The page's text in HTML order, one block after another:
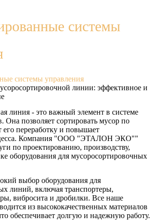
системы
линии: эффективное и
линия - это важный элемент в системе
Она позволяет сортировать мусор по
переработку и повышает
Компания "ООО "ЭТАЛОН ЭКО""
по проектированию, производству,
оборудования для мусоросортировочных
выбор оборудования для
линий, включая транспортеры,
вибросита и дробилки. Все наше
из высококачественных материалов
обеспечивает долгую и надежную работу.